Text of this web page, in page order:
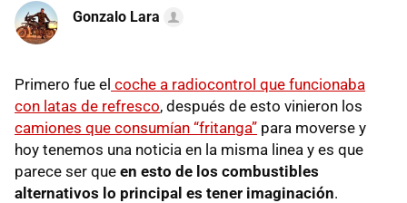
Gonzalo Lara
Primero fue el coche a radiocontrol que funcionaba
con latas de refresco, después de esto vinieron los
camiones que consumían “fritanga” para moverse y
hoy tenemos una noticia en la misma linea y es que
parece ser que en esto de los combustibles
alternativos lo principal es tener imaginación.